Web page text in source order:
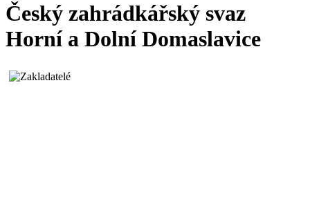
Český zahrádkářský svaz
Horní a Dolní Domaslavice